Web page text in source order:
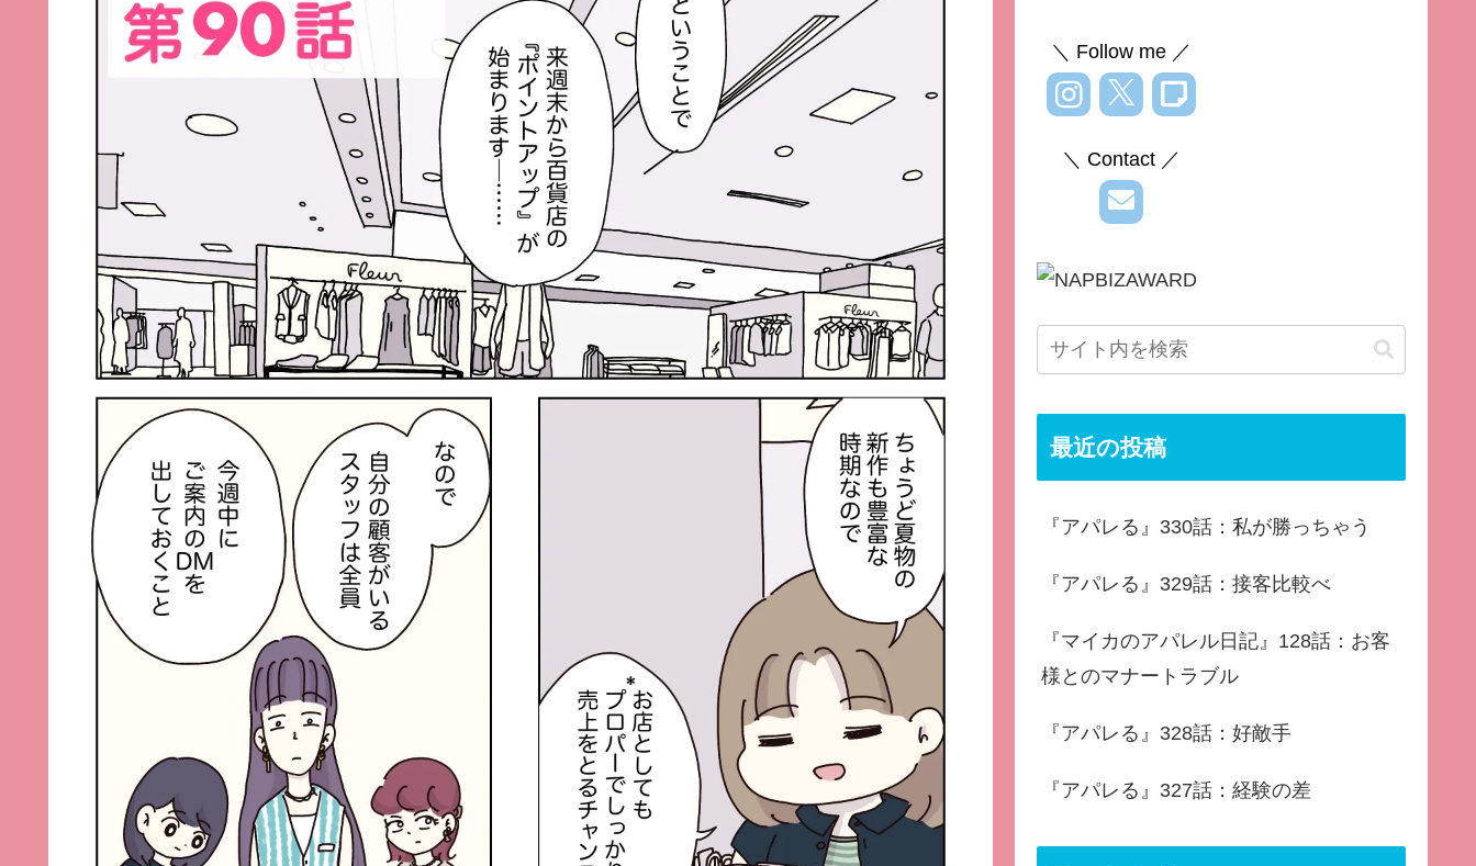
＼ Follow me ／
＼ Contact ／
最近の投稿
『アパレる』330話：私が勝っちゃう
『アパレる』329話：接客比較べ
『マイカのアパレル日記』128話：お客
様とのマナートラブル
『アパレる』328話：好敵手
『アパレる』327話：経験の差